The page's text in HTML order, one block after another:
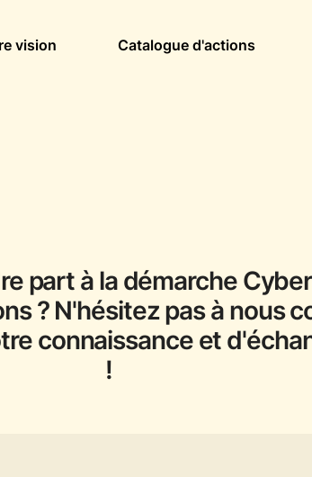
vision Catalogue d'actions
part à la démarche
? N'hésitez pas à nous
connaissance et
!